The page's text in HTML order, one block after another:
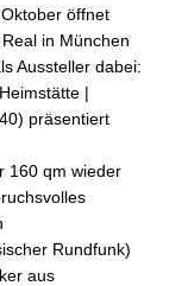
öffnet
in München
Aussteller dabei:
|
präsentiert
160 qm wieder
Rundfunk)
aus